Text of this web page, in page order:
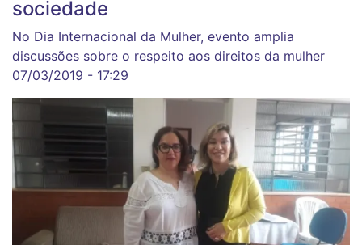
sociedade
No Dia Internacional da Mulher, evento amplia
discussões sobre o respeito aos direitos da mulher
07/03/2019 - 17:29